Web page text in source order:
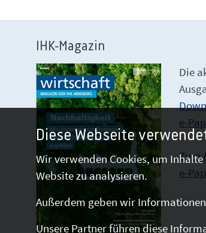
IHK-Magazin
Die
e-
Zum
e-
Diese Webseite
Wir verwenden Cookies, um
Website zu analysieren.
Außerdem geben wir
Unsere Partner führen diese